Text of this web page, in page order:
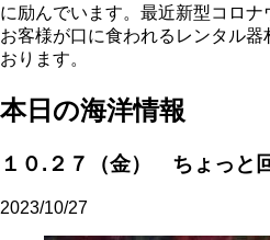
に励んでいます。最近新型コロ
お客様が口に食われるレンタル
おります。
本日の海洋情報
１０.２７（金） ちょっと
2023/10/27